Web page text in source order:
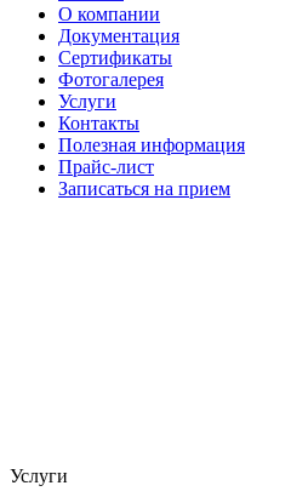
О компании
Документация
Сертификаты
Фотогалерея
Услуги
Контакты
Полезная информация
Прайс-лист
Записаться на прием
Услуги